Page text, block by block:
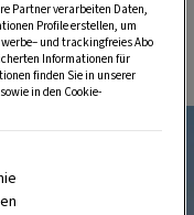
Partner verarbeiten Daten,
Profile erstellen, um
und trackingfreies Abo
Informationen für
finden Sie in unserer
in den Cookie-